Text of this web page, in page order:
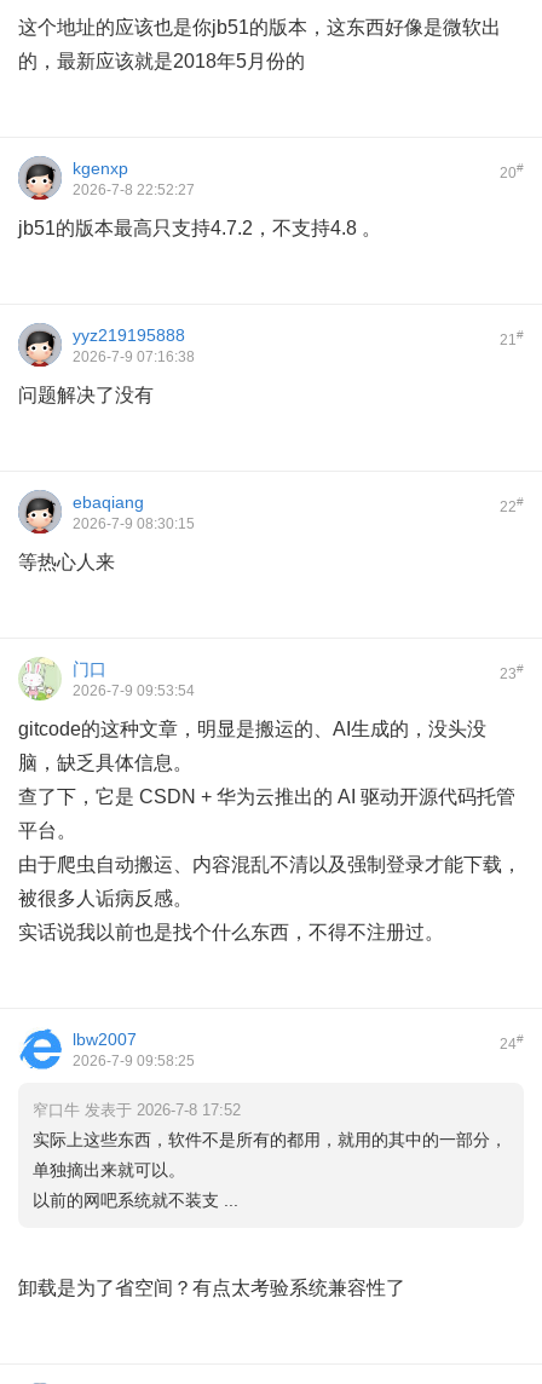
这个地址的应该也是你jb51的版本，这东西好像是微软出
的，最新应该就是2018年5月份的
20#
kgenxp
2026-7-8 22:52:27
jb51的版本最高只支持4.7.2，不支持4.8 。
21#
yyz219195888
2026-7-9 07:16:38
问题解决了没有
22#
ebaqiang
2026-7-9 08:30:15
等热心人来
23#
门口
2026-7-9 09:53:54
gitcode的这种文章，明显是搬运的、AI生成的，没头没
脑，缺乏具体信息。
查了下，它是 CSDN + 华为云推出的 AI 驱动开源代码托管
平台。
由于爬虫自动搬运、内容混乱不清以及强制登录才能下载，
被很多人诟病反感。
实话说我以前也是找个什么东西，不得不注册过。
24#
lbw2007
2026-7-9 09:58:25
窄口牛 发表于 2026-7-8 17:52
实际上这些东西，软件不是所有的都用，就用的其中的一部分，
单独摘出来就可以。
以前的网吧系统就不装支 ...
卸载是为了省空间？有点太考验系统兼容性了